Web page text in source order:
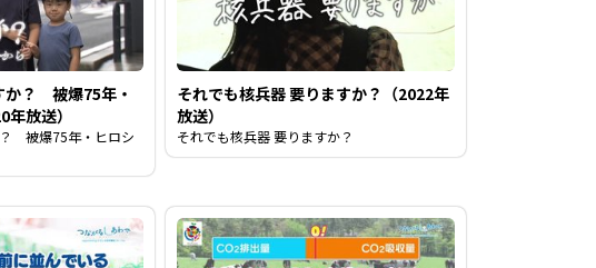
か？ 被爆75年・
放送）
被爆75年・ヒロシ
それでも核兵器 要りますか？（2022年
放送）
それでも核兵器 要りますか？